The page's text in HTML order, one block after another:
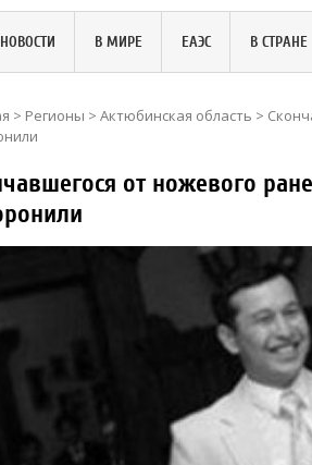
В МИРЕ ЕАЭС В СТРАНЕ
> Регионы > Актюбинская область >
от ножевого